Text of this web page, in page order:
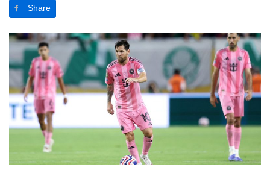
Share